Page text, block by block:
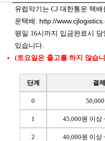
유럽악기는 CJ 대한통운 택
운택배: http://
평일 16시까지 입금완료시
있습니다.
(토요일은 출고를 하지 않습
단계 결
0
1 45,000원 이상
2 40,000원 이상